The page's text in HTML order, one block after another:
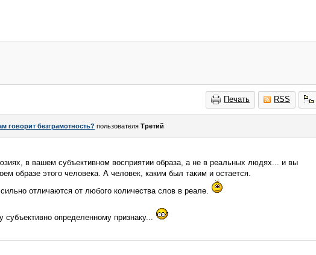
Печать RSS
говорит безграмотность? пользователя Третий
в вашем субъективном восприятии образа, а не в реальных людях... и вы
образе этого человека. А человек, каким был таким и остается.
отличаются от любого количества слов в реале.
определенному признаку...